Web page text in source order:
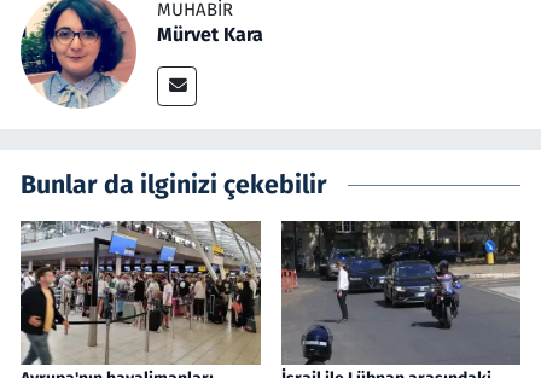
MUHABIR
Mürvet Kara
Bunlar da ilginizi çekebilir